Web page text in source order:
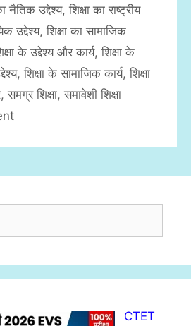
नैतिक उद्देश्य, शिक्षा का राष्ट्रीय
उद्देश्य, शिक्षा का सामाजिक
के उद्देश्य और कार्य, शिक्षा के
, शिक्षा के सामाजिक कार्य, शिक्षा
, समग्र शिक्षा, समावेशी शिक्षा
CTET